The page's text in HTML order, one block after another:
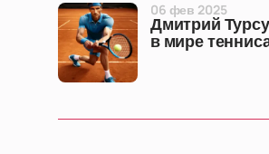
Дмитрий
в мире
06 фев 2025